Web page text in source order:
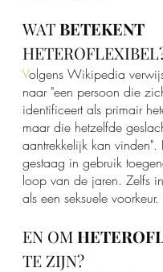
WAT BETEKENT
Volgens Wikipedia
naar "een persoon die
identificeert als primair
maar die hetzelfde
aantrekkelijk kan vinden".
gestaag in gebruik
loop van de jaren. Zelfs
als een seksuele voorkeur.
EN OM
TE ZIJN?